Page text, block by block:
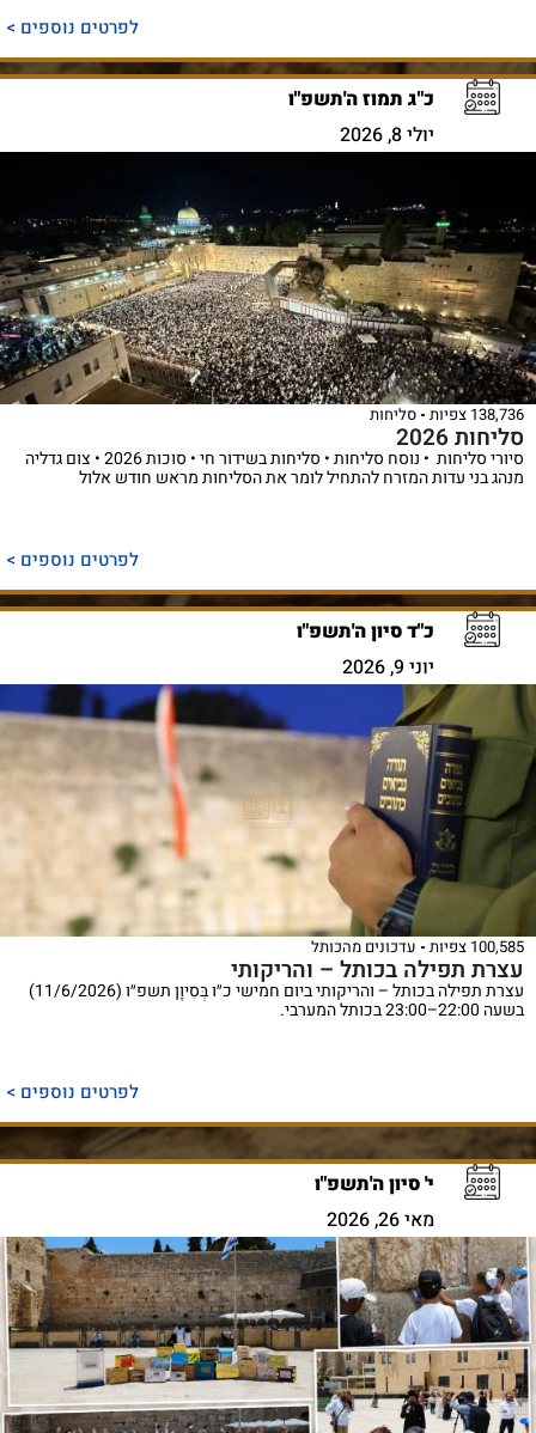
לפרטים נוספים >
כ"ג תמוז ה'תשפ"ו
יולי 8, 2026
138,736 צפיות סליחות
סליחות 2026
סיורי סליחות • נוסח סליחות • סליחות בשידור חי • סוכות 2026 • צום גדליה
מנהג בני עדות המזרח להתחיל לומר את הסליחות מראש חודש אלול
לפרטים נוספים >
כ"ד סיון ה'תשפ"ו
יוני 9, 2026
100,585 צפיות עדכונים מהכותל
עצרת תפילה בכותל – והריקותי
עצרת תפילה בכותל – והריקותי ביום חמישי כ״ו בְּסִיוָן תשפ״ו (11/6/2026)
בשעה 22:00–23:00 בכותל המערבי.
לפרטים נוספים >
י' סיון ה'תשפ"ו
מאי 26, 2026